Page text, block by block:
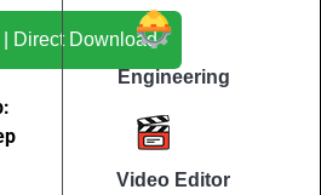
Download Terbaru | Direct Download
Engineering
Video Editor